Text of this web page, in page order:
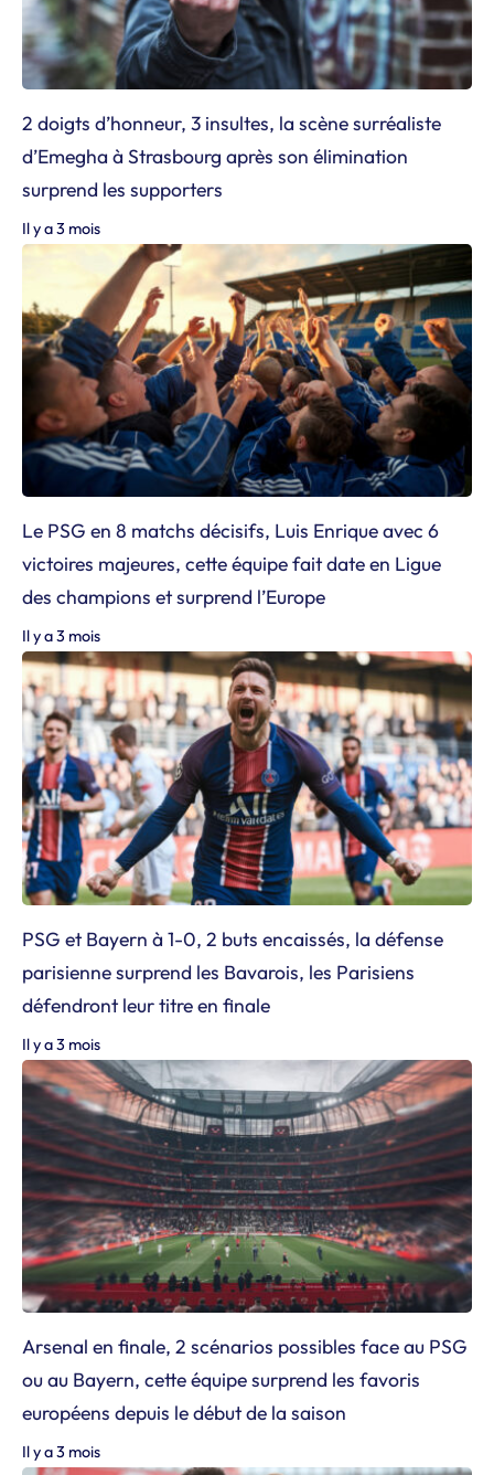
2 doigts d’honneur, 3 insultes, la scène surréaliste
d’Emegha à Strasbourg après son élimination
surprend les supporters
Il y a 3 mois
Le PSG en 8 matchs décisifs, Luis Enrique avec 6
victoires majeures, cette équipe fait date en Ligue
des champions et surprend l’Europe
Il y a 3 mois
PSG et Bayern à 1-0, 2 buts encaissés, la défense
parisienne surprend les Bavarois, les Parisiens
défendront leur titre en finale
Il y a 3 mois
Arsenal en finale, 2 scénarios possibles face au PSG
ou au Bayern, cette équipe surprend les favoris
européens depuis le début de la saison
Il y a 3 mois